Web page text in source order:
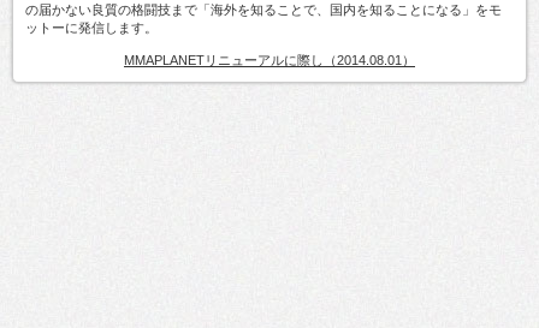
の届かない良質の格闘技まで「海外を知ることで、国内を知ることになる」をモ
ットーに発信します。
MMAPLANETリニューアルに際し（2014.08.01）